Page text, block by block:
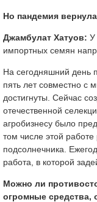
Но пандемия
Джамбулат Хатуов: У
импортных семян
На сегодняшний день
пять лет совместно с
достигнуты. Сейчас
отечественной
агробизнесу было
том числе этой
подсолнечника.
работа, в которой
Можно ли
огромные средства,